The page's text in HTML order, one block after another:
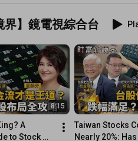
作：吳芳碩片頭設計 / 錄音後製：
界】鏡電視綜合台
8:15
A
to Stock
Taiwan Stocks
Nearly 20%: